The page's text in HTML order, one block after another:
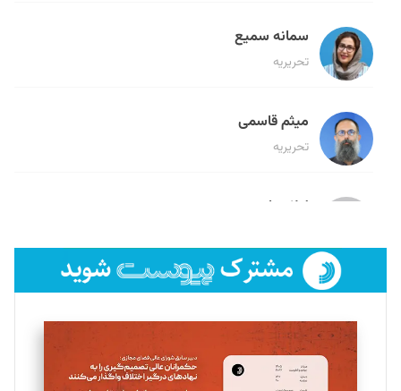
سمانه سمیع
تحریریه
میثم قاسمی
تحریریه
لیلا حنارود
فائزه فتحی رستمی
تحریریه
سروش کرمیان